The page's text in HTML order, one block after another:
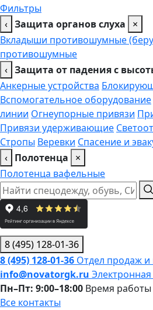
Фильтры
‹ Защита органов слуха
×
Вкладыши противошумные
противошумные
‹ Защита от падения с
Анкерные устройства
Вспомогательное оборудование
линии Огнеупорные привязи
Привязи удерживающие
Стропы Веревки Спасение и
‹ Полотенца
×
Полотенца вафельные
8 (495) 128-01-36
8 (495) 128-01-36 Отдел продаж и
info@novatorgk.ru
Пн–Пт: 9:00–18:00 Время работы
Все контакты